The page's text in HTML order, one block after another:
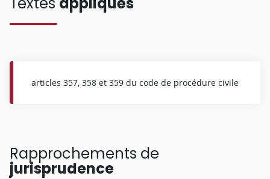
articles 357, 358 et 359 du code de procédure civile
Rapprochements de
jurisprudence